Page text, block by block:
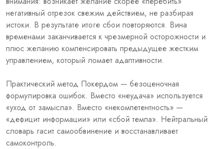
негативный отрезок свежим действием, не разбирая
истоки. В результате итоге сбои повторяются. Вина
временами заканчивается к чрезмерной осторожности и
плюс желанию компенсировать предыдущее жестким
управлением, который ломает адаптивности.
Практический метод Покердом — безоценочная
формулировка ошибок. Вместо «неудача» используется
«уход от замысла». Вместо «некомпетентность» —
«дефицит информации» или «сбой темпа». Нейтральный
словарь гасит самообвинение и восстанавливает
самоконтроль.